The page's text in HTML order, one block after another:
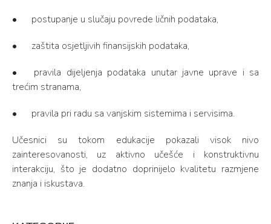
•
postupanje u slučaju povrede ličnih podataka,
•
zaštita osjetljivih finansijskih podataka,
•
pravila dijeljenja podataka unutar javne uprave i sa
trećim stranama,
•
pravila pri radu sa vanjskim sistemima i servisima.
Učesnici su tokom edukacije pokazali visok nivo
zainteresovanosti, uz aktivno učešće i konstruktivnu
interakciju, što je dodatno doprinijelo kvalitetu razmjene
znanja i iskustava.